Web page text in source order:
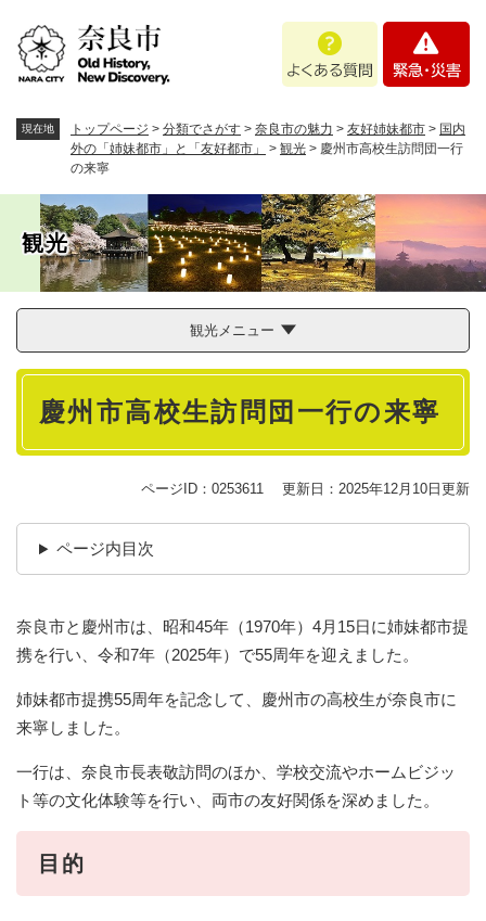
。
あ
問
・
現在地 トップページ > 分類でさがす > 奈良市の魅力 > 友好姉妹都市 > 国内
外の「姉妹都市」と「友好都市」
> 観光 > 慶州市高校生訪問団一行
の来寧
観光
観光メニュー
本
慶州市高校生訪問団一行の来寧
ページID：0253611 更新日：2025年12月10日更新
ページ内目次
奈良市と慶州市は、昭和45年（1970年）4月15日に姉妹都市提
携を行い、令和7年（2025年）で55周年を迎えました。
姉妹都市提携55周年を記念して、慶州市の高校生が奈良市に
来寧しました。
一行は、奈良市長表敬訪問のほか、学校交流やホームビジッ
ト等の文化体験等を行い、両市の友好関係を深めました。
目的